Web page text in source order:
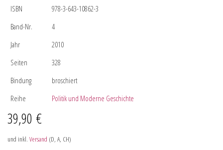
ISBN
978-3-643-10862-3
Band-Nr.
4
Jahr
2010
Seiten
328
Bindung
broschiert
Reihe
Politik und Moderne Geschichte
39,90 €
und inkl. Versand (D, A, CH)